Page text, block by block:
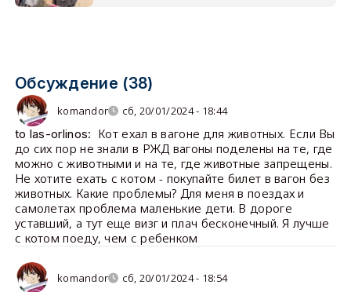
Обсуждение (38)
komandor сб, 20/01/2024 - 18:44
to las-orlinos: Кот ехал в вагоне для животных. Если Вы
до сих пор не знали в РЖД вагоны поделены на те, где
можно с животными и на те, где животные запрещены.
Не хотите ехать с котом - покупайте билет в вагон без
животных. Какие проблемы? Для меня в поездах и
самолетах проблема маленькие дети. В дороге
уставший, а тут еще визг и плач бесконечный. Я лучше
с котом поеду, чем с ребенком
komandor сб, 20/01/2024 - 18:54